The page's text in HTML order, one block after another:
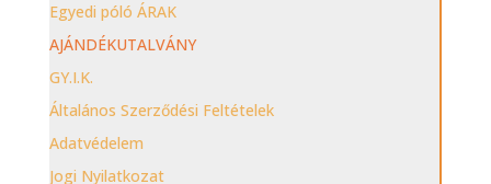
Egyedi póló ÁRAK
AJÁNDÉKUTALVÁNY
GY.I.K.
Általános Szerződési Feltételek
Adatvédelem
Jogi Nyilatkozat